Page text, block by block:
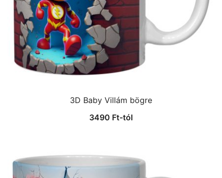
3D Baby Villám bögre
3490 Ft-tól